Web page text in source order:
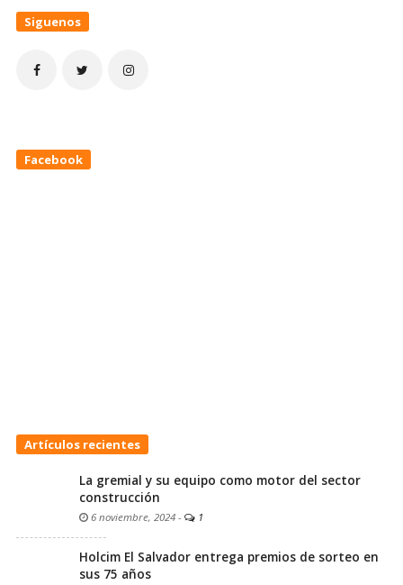
Siguenos
Facebook
Artículos recientes
La gremial y su equipo como motor del sector
construcción
6 noviembre, 2024 - 1
Holcim El Salvador entrega premios de sorteo en
sus 75 años